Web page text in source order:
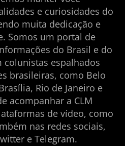
e curiosidades do
muita dedicação e
Somos um portal de
do Brasil e do
espalhados
brasileiras, como Belo
Rio de Janeiro e
acompanhar a CLM
de vídeo, como
nas redes sociais,
e Telegram.